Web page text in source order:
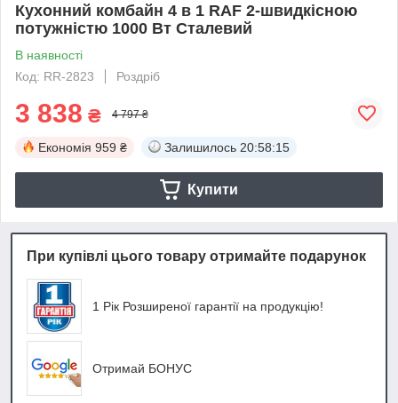
Кухонний комбайн 4 в 1 RAF 2-швидкісною
потужністю 1000 Вт Сталевий
В наявності
Код: RR-2823
Роздріб
3 838 ₴ 4 797 ₴
Економія 959 ₴ Залишилось 20:58:14
Купити
При купівлі цього товару отримайте подарунок
1 Рік Розширеної гарантії на продукцію!
Отримай БОНУС